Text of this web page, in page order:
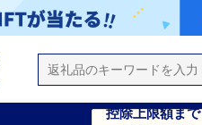
控除上限額まで